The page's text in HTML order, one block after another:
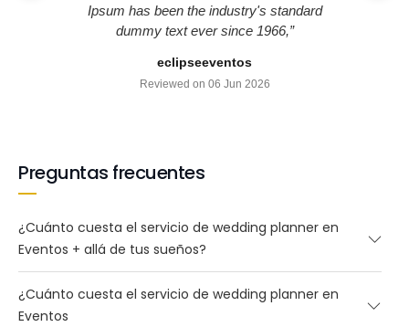
the industry's standard
text ever since 1966,”
recomiendo
Preguntas frecuentes
¿Cuánto cuesta el servicio de wedding planner en
Eventos + allá de tus sueños?
¿Cuánto cuesta el servicio de wedding planner en
Eventos